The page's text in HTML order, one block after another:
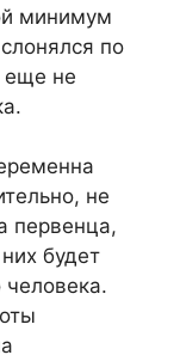
минимум
по
еще не
не
первенца,
будет